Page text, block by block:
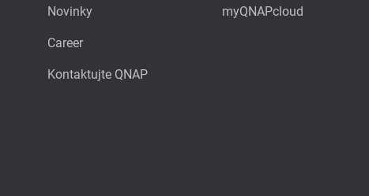
Novinky
Career
Kontaktujte QNAP
myQNAPcloud